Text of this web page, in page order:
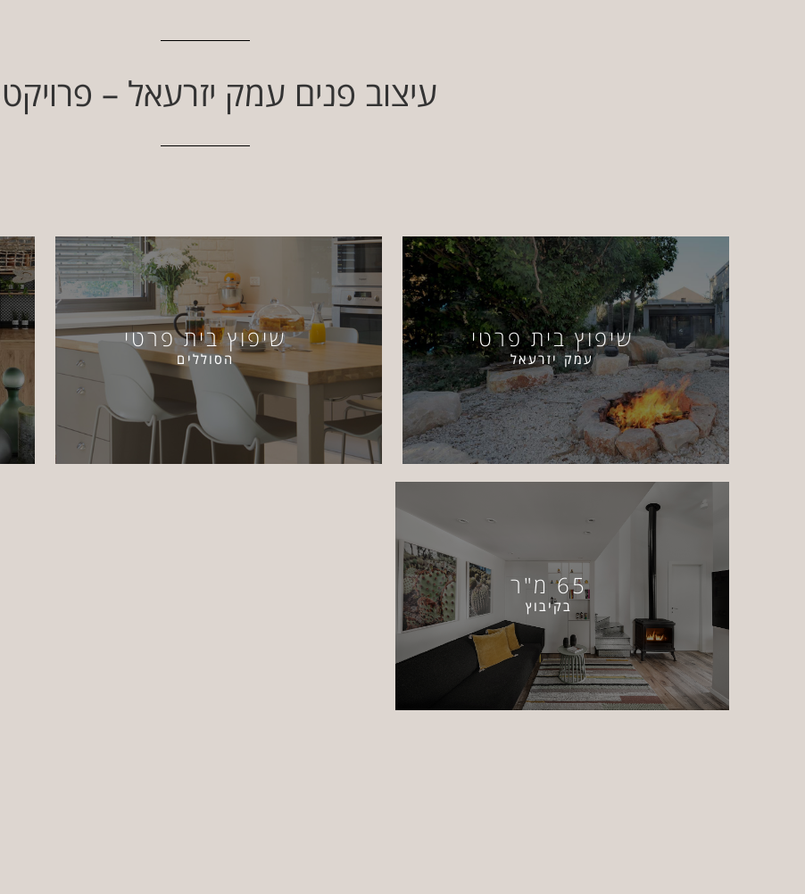
עיצוב פנים עמק יזרעאל –
שיפוץ בית פרטי
עמק יזרעאל
שיפוץ בית פרטי
הסוללים
65 מ"ר
בקיבוץ